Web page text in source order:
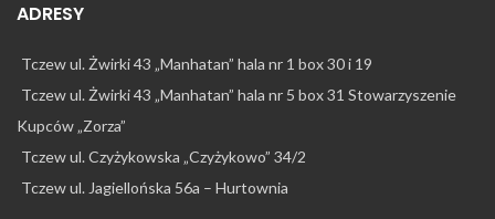
ADRESY
Tczew ul. Żwirki 43 „Manhatan” hala nr 1 box 30 i 19
Tczew ul. Żwirki 43 „Manhatan” hala nr 5 box 31 Stowarzyszenie
Kupców „Zorza”
Tczew ul. Czyżykowska „Czyżykowo” 34/2
Tczew ul. Jagiellońska 56a – Hurtownia